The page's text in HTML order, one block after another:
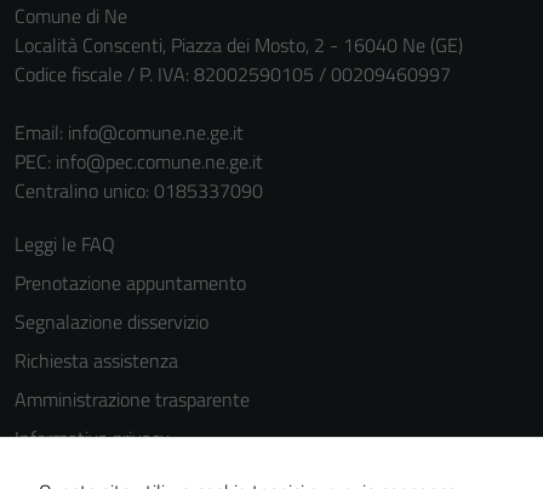
Comune di Ne
Località Conscenti, Piazza dei Mosto, 2 - 16040 Ne (GE)
Codice fiscale / P. IVA: 82002590105 / 00209460997
Email: info@comune.ne.ge.it
PEC: info@pec.comune.ne.ge.it
Centralino unico: 0185337090
Leggi le FAQ
Prenotazione appuntamento
Segnalazione disservizio
Richiesta assistenza
Amministrazione trasparente
Informativa privacy
Cookie Policy